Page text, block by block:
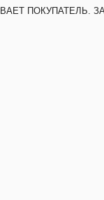
ПОКУПАТЕЛЬ.